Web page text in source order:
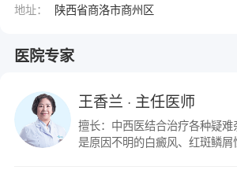
地址： 陕西省商洛市商州区
医院专家
王香兰 · 主任医师
擅长：中西医结合治疗各种疑
是原因不明的白癜风、红斑鳞